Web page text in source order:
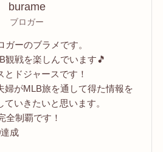
burame
ブロガー
ーのブラメです。
観戦を楽しんでいます🎵
ドジャースです！
婦がMLB旅を通して得た情報を
いきたいと思います。
全制覇です！
成